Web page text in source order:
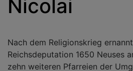
Nicolai
Nach dem Religionskrieg
Reichsdeputation 1650 Neuses
zehn weiteren Pfarreien der